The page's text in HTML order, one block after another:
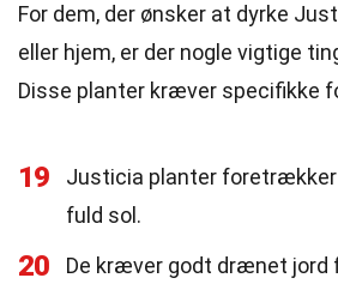
For dem, der ønsker at dyrke
eller hjem, er der nogle vigtige
Disse planter kræver specifikke
19
Justicia planter foretrækker
fuld sol.
20 De kræver godt drænet jord